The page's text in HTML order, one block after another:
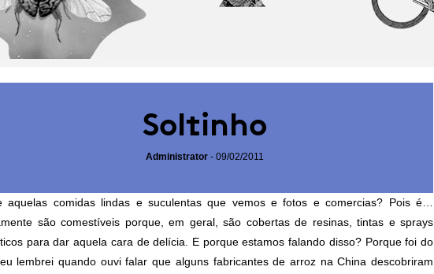
Soltinho
Administrator - 09/02/2011
aquelas comidas lindas e suculentas que vemos e fotos e comercias? Pois é…
são comestíveis porque, em geral, são cobertas de resinas, tintas e sprays
para dar aquela cara de delícia. E porque estamos falando disso? Porque foi do
lembrei quando ouvi falar que alguns fabricantes de arroz na China descobriram